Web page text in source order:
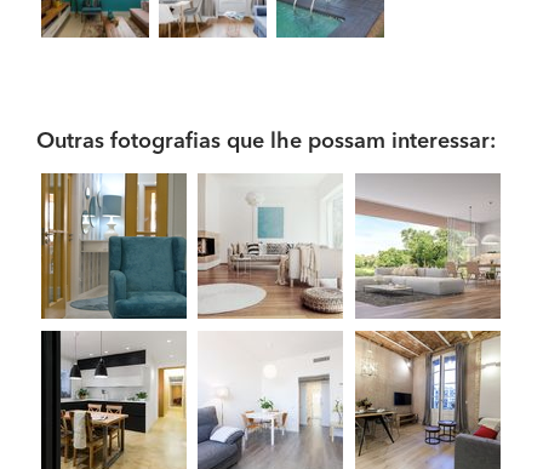
Outras fotografias que lhe possam interessar: